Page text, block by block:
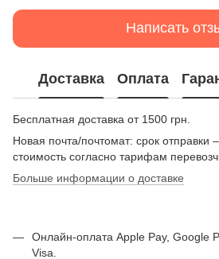
Написать
Доставка Оплата
Бесплатная доставка от 1500 грн.
Новая почта/почтомат: срок отправки
стоимость согласно тарифам
Больше информации о доставке
Онлайн-оплата Apple Pay, Google
Visa.